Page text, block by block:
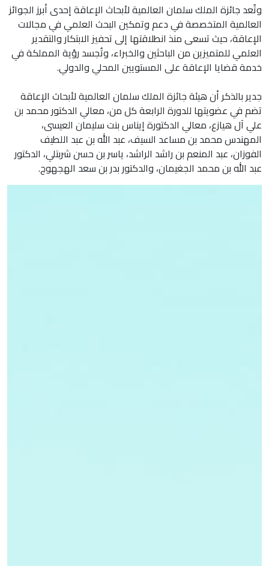
وتُعد جائزة الملك سلمان العالمية لأبحاث الإعاقة إحدى أبرز الجوائز
العالمية المتخصصة في دعم وتمكين البحث العلمي في مجالات
الإعاقة، حيث تسعى منذ انطلاقتها إلى تحفيز الابتكار والتقدير
العلمي للمتميزين من الباحثين والخبراء، وتُجسد رؤية المملكة في
خدمة قضايا الإعاقة على المستويين المحلي والدولي.
جدير بالذكر أن هيئة جائزة الملك سلمان العالمية لأبحاث الإعاقة
تضم في عضويتها للدورة الرابعة كل من، معالي الدكتور محمد بن
علي آل هيازع، معالي الدكتورة إيناس بنت سليمان العيسى،
المهندس محمد بن مساعد السيف، عبد الله بن عبد اللطيف
الفوزان، عبد المنعم بن راشد الراشد، ياسر بن حسن شربتلي، الدكتور
عبد الله بن محمد الجغيمان، والدكتور بدر بن سعد الهجهوج.